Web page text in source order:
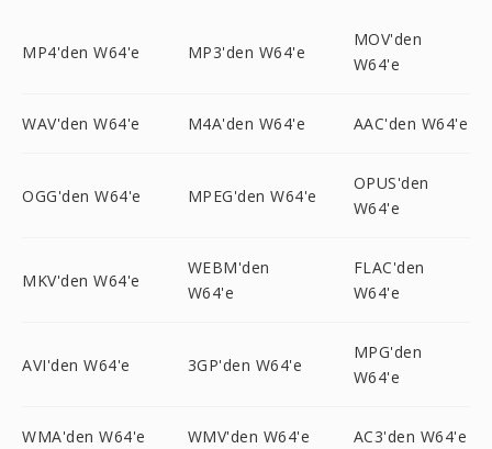
MP4'den W64'e MP3'den W64'e
MOV'den
W64'e
WAV'den W64'e M4A'den W64'e AAC'den W64'e
OGG'den W64'e MPEG'den W64'e
OPUS'den
W64'e
MKV'den W64'e
WEBM'den
W64'e
FLAC'den
W64'e
AVI'den W64'e 3GP'den W64'e
MPG'den
W64'e
WMA'den W64'e WMV'den W64'e AC3'den W64'e